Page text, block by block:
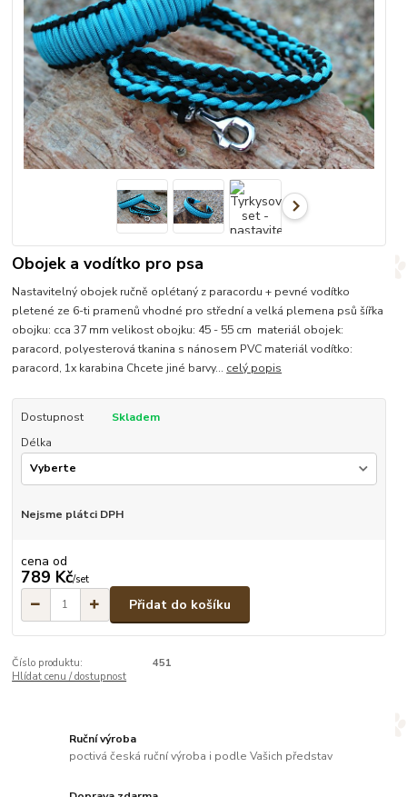
Obojek a vodítko pro psa
Nastavitelný obojek ručně oplétaný z paracordu + pevné vodítko
pletené ze 6-ti pramenů vhodné pro střední a velká plemena psů šířka
obojku: cca 37 mm velikost obojku: 45 - 55 cm materiál obojek:
paracord, polyesterová tkanina s nánosem PVC materiál vodítko:
paracord, 1x karabina Chcete jiné barvy... celý popis
Dostupnost
Skladem
Délka
Nejsme plátci DPH
cena od
789 Kč/set
Přidat do košíku
Číslo produktu:
451
Hlídat cenu / dostupnost
Ruční výroba
poctivá česká ruční výroba i podle Vašich představ